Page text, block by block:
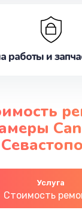
работы и
Услуга
Стоимость